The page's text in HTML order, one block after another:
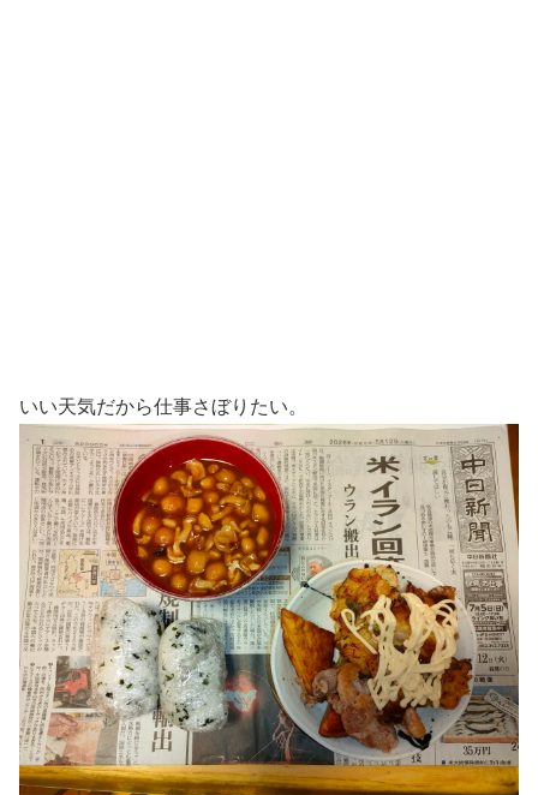
いい天気だから仕事さぼりたい。